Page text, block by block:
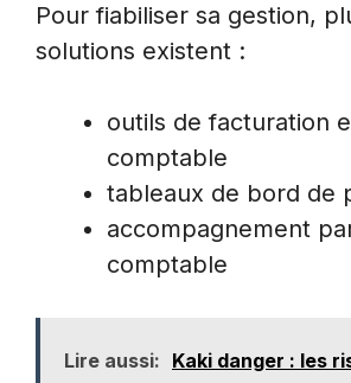
Pour fiabiliser sa gestion,
solutions existent :
outils de facturation
comptable
tableaux de bord de
accompagnement
comptable
Lire aussi: Kaki danger : les